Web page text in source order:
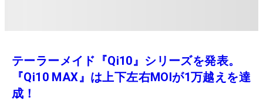
テーラーメイド『Qi10』シリーズを発表。
『Qi10 MAX』は上下左右MOIが1万越えを達
成！